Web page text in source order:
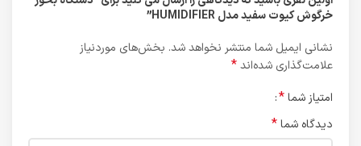
خرگوش کیوت سفید مدل HUMIDIFIER”
نشانی ایمیل شما منتشر نخواهد شد. بخش‌های موردنیاز
علامت‌گذاری شده‌اند*
امتیاز شما*
دیدگاه شما*